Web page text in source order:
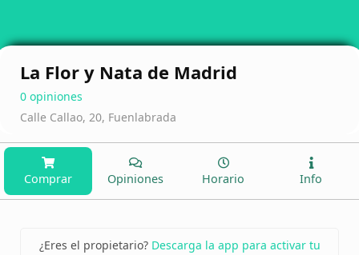
La Flor y Nata de Madrid
0 opiniones
Calle Callao, 20, Fuenlabrada
Comprar Opiniones Horario Info
¿Eres el propietario? Descarga la app para activar tu